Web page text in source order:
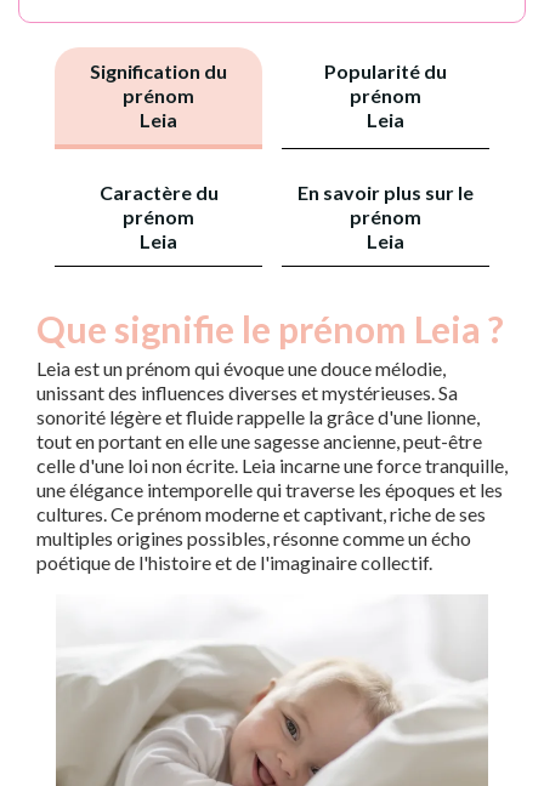
Signification du
prénom
Leia
Popularité du
prénom
Leia
Caractère du
prénom
Leia
En savoir plus sur le
prénom
Leia
Que signifie le prénom Leia ?
Leia est un prénom qui évoque une douce mélodie,
unissant des influences diverses et mystérieuses. Sa
sonorité légère et fluide rappelle la grâce d'une lionne,
tout en portant en elle une sagesse ancienne, peut-être
celle d'une loi non écrite. Leia incarne une force tranquille,
une élégance intemporelle qui traverse les époques et les
cultures. Ce prénom moderne et captivant, riche de ses
multiples origines possibles, résonne comme un écho
poétique de l'histoire et de l'imaginaire collectif.